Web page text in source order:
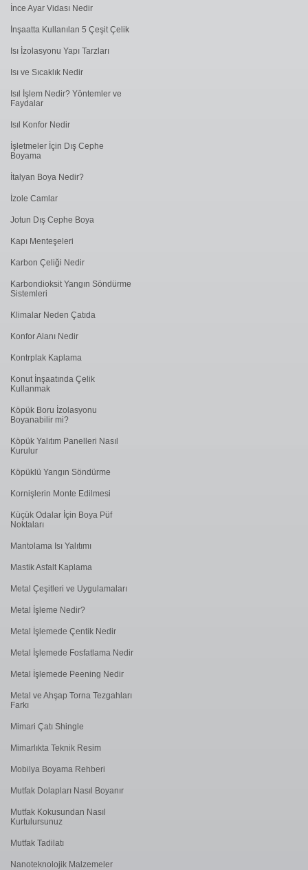
İnce Ayar Vidası Nedir
İnşaatta Kullanılan 5 Çeşit Çelik
Isı İzolasyonu Yapı Tarzları
Isı ve Sıcaklık Nedir
Isıl İşlem Nedir? Yöntemler ve
Faydalar
Isıl Konfor Nedir
İşletmeler İçin Dış Cephe
Boyama
İtalyan Boya Nedir?
İzole Camlar
Jotun Dış Cephe Boya
Kapı Menteşeleri
Karbon Çeliği Nedir
Karbondioksit Yangın Söndürme
Sistemleri
Klimalar Neden Çatıda
Konfor Alanı Nedir
Kontrplak Kaplama
Konut İnşaatında Çelik
Kullanmak
Köpük Boru İzolasyonu
Boyanabilir mi?
Köpük Yalıtım Panelleri Nasıl
Kurulur
Köpüklü Yangın Söndürme
Kornişlerin Monte Edilmesi
Küçük Odalar İçin Boya Püf
Noktaları
Mantolama Isı Yalıtımı
Mastik Asfalt Kaplama
Metal Çeşitleri ve Uygulamaları
Metal İşleme Nedir?
Metal İşlemede Çentik Nedir
Metal İşlemede Fosfatlama Nedir
Metal İşlemede ​Peening Nedir
Metal ve Ahşap Torna Tezgahları
Farkı
Mimari Çatı Shingle
Mimarlıkta Teknik Resim
Mobilya Boyama Rehberi
Mutfak Dolapları Nasıl Boyanır
Mutfak Kokusundan Nasıl
Kurtulursunuz
Mutfak Tadilatı
Nanoteknolojik Malzemeler